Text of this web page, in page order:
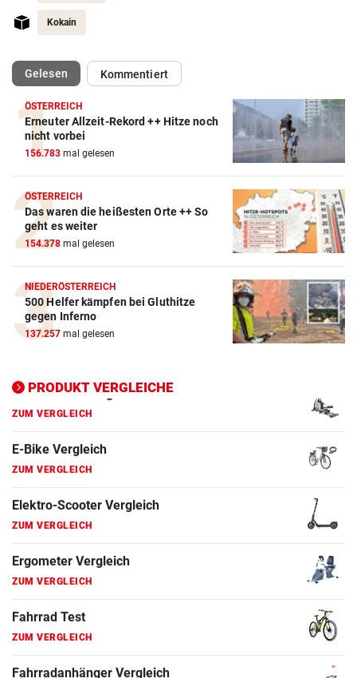
Kokain
Gelesen(ausgewählt)Kommentiert
ÖSTERREICH
Erneuter Allzeit-Rekord ++ Hitze noch
nicht vorbei
156.783 mal gelesen
ÖSTERREICH
Das waren die heißesten Orte ++ So
geht es weiter
154.378 mal gelesen
NIEDERÖSTERREICH
500 Helfer kämpfen bei Gluthitze
gegen Inferno
137.257 mal gelesen
PRODUKT VERGLEICHE
Action-Cam Vergleich
ZUM VERGLEICH
Crosstrainer Vergleich
ZUM VERGLEICH
E-Bike Vergleich
Elektro-Scooter Vergleich
ZUM VERGLEICH
ZUM VERGLEICH
Fahrrad Test
Fahrradanhänger Vergleich
Faszienrolle Vergleich
Hoverboard Vergleich
Kinderfahrrad Vergleich